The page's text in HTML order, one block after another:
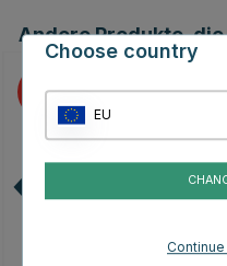
Andere Produkte,
20
Choose country
EU